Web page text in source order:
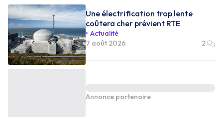
Une électrification trop lente
coûtera cher prévient RTE
Actualité
7 août 2026
2
Annonce partenaire